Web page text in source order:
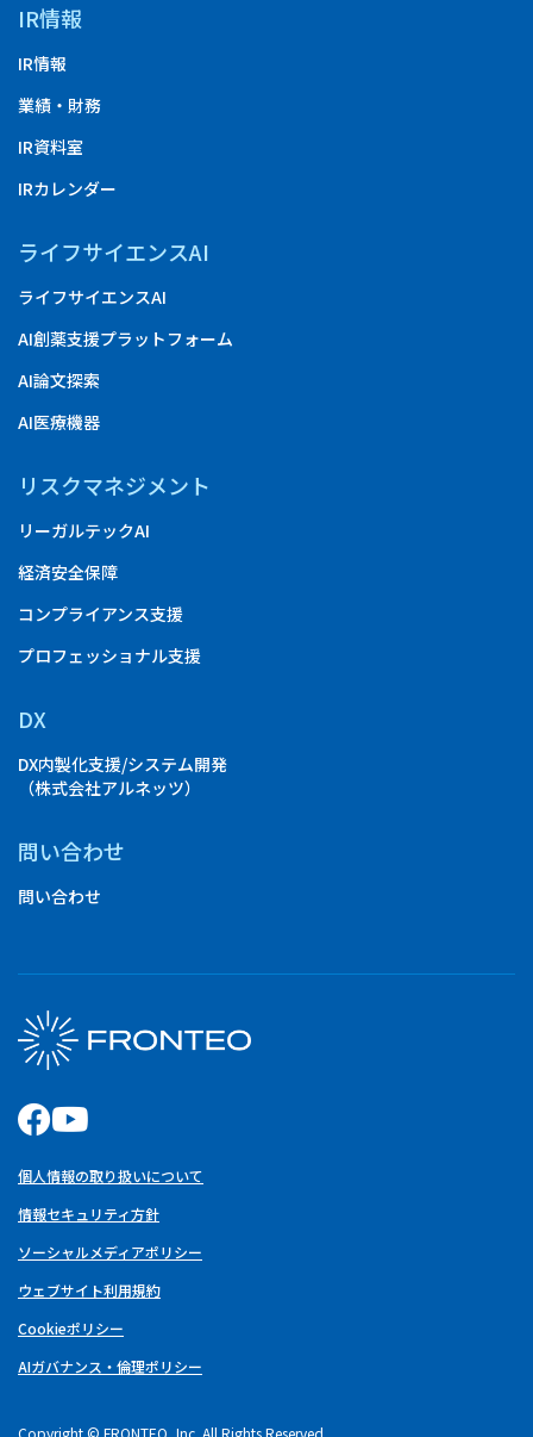
IR情報
IR情報
業績・財務
IR資料室
IRカレンダー
ライフサイエンスAI
ライフサイエンスAI
AI創薬支援プラットフォーム
AI論文探索
AI医療機器
リスクマネジメント
リーガルテックAI
経済安全保障
コンプライアンス支援
プロフェッショナル支援
DX
DX内製化支援/システム開発
（株式会社アルネッツ）
問い合わせ
問い合わせ
個人情報の取り扱いについて
情報セキュリティ方針
ソーシャルメディアポリシー
ウェブサイト利用規約
Cookieポリシー
AIガバナンス・倫理ポリシー